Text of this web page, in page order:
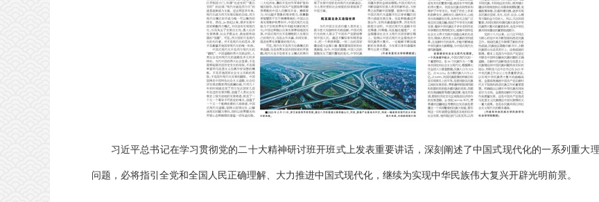
习近平总书记在学习贯彻党的二十大精神研讨班开班式上发表重要讲话，深刻阐述了中国式现代化的一系列重大
问题，必将指引全党和全国人民正确理解、大力推进中国式现代化，继续为实现中华民族伟大复兴开辟光明前景。